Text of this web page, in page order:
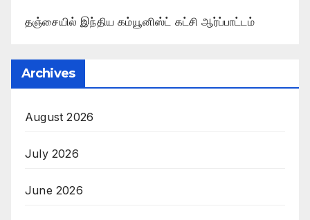
தஞ்சையில் இந்திய கம்யூனிஸ்ட் கட்சி ஆர்ப்பாட்டம்
Archives
August 2026
July 2026
June 2026